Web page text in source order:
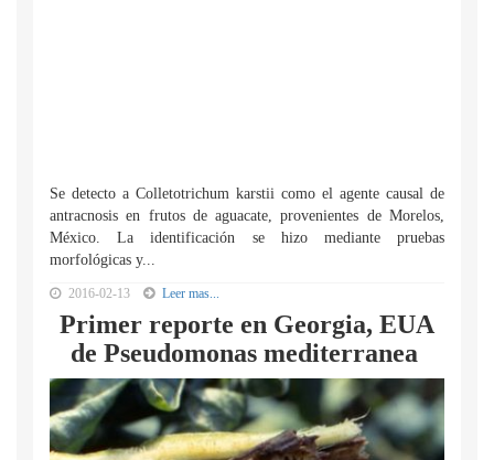
Se detecto a Colletotrichum karstii como el agente causal de
antracnosis en frutos de aguacate, provenientes de Morelos,
México. La identificación se hizo mediante pruebas
morfológicas y...
2016-02-13 Leer mas...
Primer reporte en Georgia, EUA
de Pseudomonas mediterranea